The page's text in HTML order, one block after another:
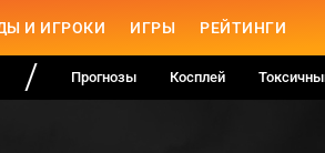
И ИГРОКИ ИГРЫ РЕЙТИНГИ
Прогнозы Косплей